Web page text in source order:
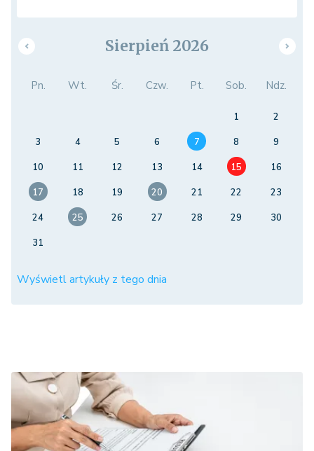
Sierpień 2026
Pn. Wt. Śr. Czw. Pt. Sob. Ndz.
1
2
3
4 5 6 7 8
9
10
11 12 13 14 15
16
17
18 19 20 21 22
23
24
25 26 27 28 29
30
31
Wyświetl artykuły z tego dnia